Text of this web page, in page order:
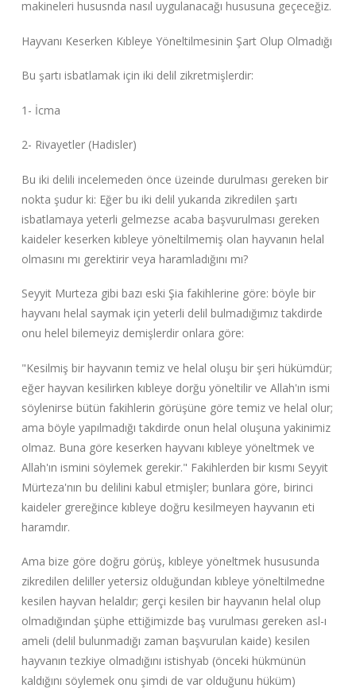
makineleri hususnda nasıl uygulanacağı hususuna geçeceğiz.
Hayvanı Keserken Kıbleye Yöneltilmesinin Şart Olup Olmadığı
Bu şartı isbatlamak için iki delil zikretmişlerdir:
1- İcma
2- Rivayetler (Hadisler)
Bu iki delili incelemeden önce üzeinde durulması gereken bir
nokta şudur ki: Eğer bu iki delil yukarıda zikredilen şartı
isbatlamaya yeterli gelmezse acaba başvurulması gereken
kaideler keserken kıbleye yöneltilmemiş olan hayvanın helal
olmasını mı gerektirir veya haramladığını mı?
Seyyit Murteza gibi bazı eski Şia fakihlerine göre: böyle bir
hayvanı helal saymak için yeterli delil bulmadığımız takdirde
onu helel bilemeyiz demişlerdir onlara göre:
"Kesilmiş bir hayvanın temiz ve helal oluşu bir şeri hükümdür;
eğer hayvan kesilirken kıbleye dorğu yöneltilir ve Allah'ın ismi
söylenirse bütün fakihlerin görüşüne göre temiz ve helal olur;
ama böyle yapılmadığı takdirde onun helal oluşuna yakinimiz
olmaz. Buna göre keserken hayvanı kıbleye yöneltmek ve
Allah'ın ismini söylemek gerekir." Fakihlerden bir kısmı Seyyit
Mürteza'nın bu delilini kabul etmişler; bunlara göre, birinci
kaideler grereğince kıbleye doğru kesilmeyen hayvanın eti
haramdır.
Ama bize göre doğru görüş, kıbleye yöneltmek hususunda
zikredilen deliller yetersiz olduğundan kıbleye yöneltilmedne
kesilen hayvan helaldır; gerçi kesilen bir hayvanın helal olup
olmadığından şüphe ettiğimizde baş vurulması gereken asl-ı
ameli (delil bulunmadığı zaman başvurulan kaide) kesilen
hayvanın tezkiye olmadığını istishyab (önceki hükmünün
kaldığını söylemek onu şimdi de var olduğunu hüküm)